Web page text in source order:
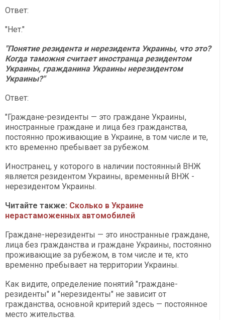
Ответ:
"Нет."
"Понятие резидента и нерезидента Украины, что это?
Когда таможня считает иностранца резидентом
Украины, гражданина Украины нерезидентом
Украины?"
Ответ:
"Граждане-резиденты — это граждане Украины,
иностранные граждане и лица без гражданства,
постоянно проживающие в Украине, в том числе и те,
кто временно пребывает за рубежом.
Иностранец, у которого в наличии постоянный ВНЖ
является резидентом Украины, временный ВНЖ -
нерезидентом Украины.
Читайте также: Сколько в Украине
нерастаможенных автомобилей
Граждане-нерезиденты — это иностранные граждане,
лица без гражданства и граждане Украины, постоянно
проживающие за рубежом, в том числе и те, кто
временно пребывает на территории Украины.
Как видите, определение понятий "граждане-
резиденты" и "нерезиденты" не зависит от
гражданства, основной критерий здесь — постоянное
место жительства.